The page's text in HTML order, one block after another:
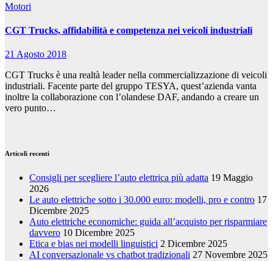
Motori
CGT Trucks, affidabilità e competenza nei veicoli industriali
21 Agosto 2018
CGT Trucks è una realtà leader nella commercializzazione di veicoli
industriali. Facente parte del gruppo TESYA, quest’azienda vanta
inoltre la collaborazione con l’olandese DAF, andando a creare un
vero punto…
Articoli recenti
Consigli per scegliere l’auto elettrica più adatta 19 Maggio
2026
Le auto elettriche sotto i 30.000 euro: modelli, pro e contro 17
Dicembre 2025
Auto elettriche economiche: guida all’acquisto per risparmiare
davvero 10 Dicembre 2025
Etica e bias nei modelli linguistici 2 Dicembre 2025
AI conversazionale vs chatbot tradizionali 27 Novembre 2025